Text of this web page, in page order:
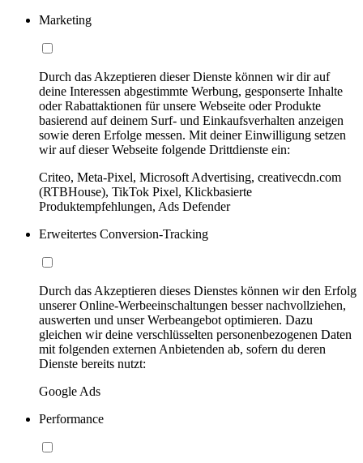
Marketing
Durch das Akzeptieren dieser Dienste können wir dir auf
deine Interessen abgestimmte Werbung, gesponserte Inhalte
oder Rabattaktionen für unsere Webseite oder Produkte
basierend auf deinem Surf- und Einkaufsverhalten anzeigen
sowie deren Erfolge messen. Mit deiner Einwilligung setzen
wir auf dieser Webseite folgende Drittdienste ein:
Criteo, Meta-Pixel, Microsoft Advertising, creativecdn.com
(RTBHouse), TikTok Pixel, Klickbasierte
Produktempfehlungen, Ads Defender
Erweitertes Conversion-Tracking
Durch das Akzeptieren dieses Dienstes können wir den Erfolg
unserer Online-Werbeeinschaltungen besser nachvollziehen,
auswerten und unser Werbeangebot optimieren. Dazu
gleichen wir deine verschlüsselten personenbezogenen Daten
mit folgenden externen Anbietenden ab, sofern du deren
Dienste bereits nutzt:
Google Ads
Performance